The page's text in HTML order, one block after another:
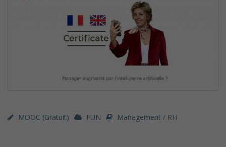
MOOC (gratuit) FUN Management / RH